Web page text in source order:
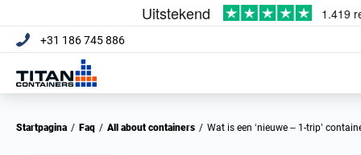
+31 186 745 886
Startpagina / Faq / All about containers / Wat is een ‘nieuwe – 1-trip’